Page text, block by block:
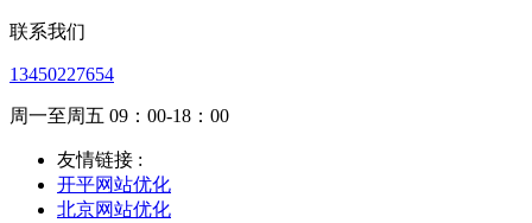
联系我们
13450227654
周一至周五 09：00-18：00
友情链接 :
开平网站优化
北京网站优化